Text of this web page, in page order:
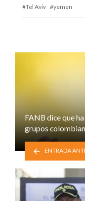
Tel Aviv
yemen
FANB dice que
grupos
ENTRADA